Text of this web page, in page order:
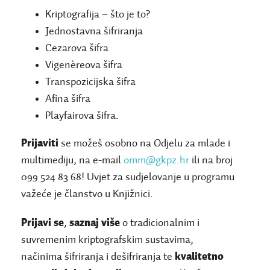
Kriptografija – što je to?
Jednostavna šifriranja
Cezarova šifra
Vigenèreova šifra
Transpozicijska šifra
Afina šifra
Playfairova šifra.
Prijaviti se možeš osobno na Odjelu za mlade i
multimediju, na e-mailomm@gkpz.hr ili na broj
099 524 83 68! Uvjet za sudjelovanje u programu
važeće je članstvo u Knjižnici.
Prijavi se,saznaj više o tradicionalnim i
suvremenim kriptografskim sustavima,
načinima šifriranja i dešifriranja te kvalitetno